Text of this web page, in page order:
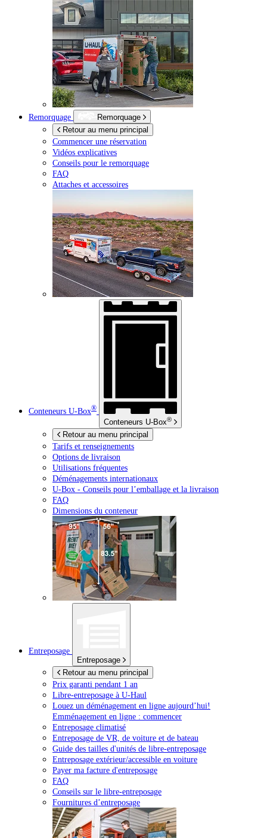
Remorquage
Remorquage
Retour au menu principal
Commencer une réservation
Vidéos explicatives
Conseils pour le remorquage
FAQ
Attaches et accessoires
Conteneurs U-Box®
Conteneurs U-Box®
Retour au menu principal
Tarifs et renseignements
Options de livraison
Utilisations fréquentes
Déménagements internationaux
U-Box - Conseils pour l’emballage et la livraison
FAQ
Dimensions du conteneur
Entreposage
Entreposage
Retour au menu principal
Prix garanti pendant 1 an
Libre-entreposage à U-Haul
Louez un déménagement en ligne aujourd’hui!
Emménagement en ligne : commencer
Entreposage climatisé
Entreposage de VR, de voiture et de bateau
Guide des tailles d'unités de libre-entreposage
Entreposage extérieur/accessible en voiture
Payer ma facture d'entreposage
FAQ
Conseils sur le libre-entreposage
Fournitures d’entreposage